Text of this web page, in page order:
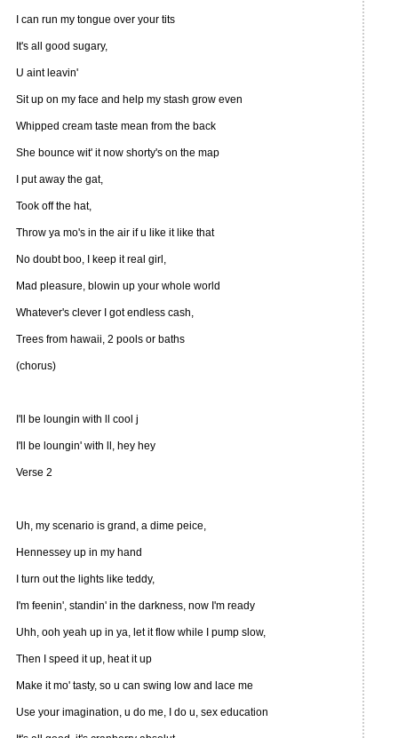
I can run my tongue over your tits
It's all good sugary,
U aint leavin'
Sit up on my face and help my stash grow even
Whipped cream taste mean from the back
She bounce wit' it now shorty's on the map
I put away the gat,
Took off the hat,
Throw ya mo's in the air if u like it like that
No doubt boo, I keep it real girl,
Mad pleasure, blowin up your whole world
Whatever's clever I got endless cash,
Trees from hawaii, 2 pools or baths
(chorus)
I'll be loungin with ll cool j
I'll be loungin' with ll, hey hey
Verse 2
Uh, my scenario is grand, a dime peice,
Hennessey up in my hand
I turn out the lights like teddy,
I'm feenin', standin' in the darkness, now I'm ready
Uhh, ooh yeah up in ya, let it flow while I pump slow,
Then I speed it up, heat it up
Make it mo' tasty, so u can swing low and lace me
Use your imagination, u do me, I do u, sex education